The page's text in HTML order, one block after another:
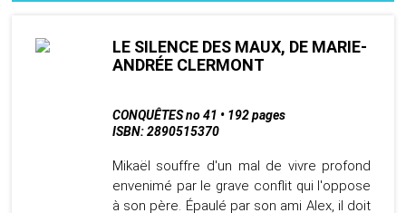
LE SILENCE DES MAUX, DE MARIE-
ANDRÉE CLERMONT
CONQUÊTES no 41 • 192 pages
ISBN: 2890515370
Mikaël souffre d'un mal de vivre profond
envenimé par le grave conflit qui l'oppose
à son père. Épaulé par son ami Alex, il doit